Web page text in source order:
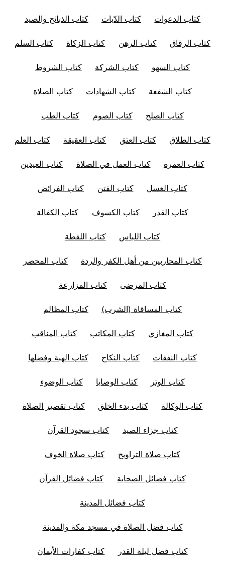
كتاب الدعوات كتاب الدّيات كتاب الذبائح والصيد
كتاب الرقاق كتاب الرهن كتاب الزكاة كتاب السلم
كتاب السهو كتاب الشركة كتاب الشروط
كتاب الشفعة كتاب الشهادات كتاب الصلاة
كتاب الصلح كتاب الصوم كتاب الطب
كتاب الطلاق كتاب العتق كتاب العقيقة كتاب العلم
كتاب العمرة كتاب العمل في الصلاة كتاب العيدين
كتاب الغسل كتاب الفتن كتاب الفرائض
كتاب القدر كتاب الكسوف كتاب الكفالة
كتاب اللباس كتاب اللقطة
كتاب المحاربين من أهل الكفر والردة كتاب المحصر
كتاب المرضى كتاب المزارعة
كتاب المساقاة (الشرب) كتاب المظالم
كتاب المغازي كتاب المكاتب كتاب المناقب
كتاب النفقات كتاب النكاح كتاب الهبة وفضلها
كتاب الوتر كتاب الوصايا كتاب الوضوء
كتاب الوكالة كتاب بدء الخلق كتاب تقصير الصلاة
كتاب جزاء الصيد كتاب سجود القرآن
كتاب صلاة التراويح كتاب صلاة الخوف
كتاب فضائل الصحابة كتاب فضائل القرآن
كتاب فضائل المدينة
كتاب فضل الصلاة في مسجد مكة والمدينة
كتاب فضل ليلة القدر كتاب كفارات الأيمان